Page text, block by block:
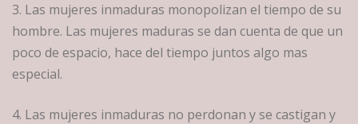
3. Las mujeres inmaduras monopolizan el tiempo de su
hombre. Las mujeres maduras se dan cuenta de que un
poco de espacio, hace del tiempo juntos algo mas
especial.
4. Las mujeres inmaduras no perdonan y se castigan y